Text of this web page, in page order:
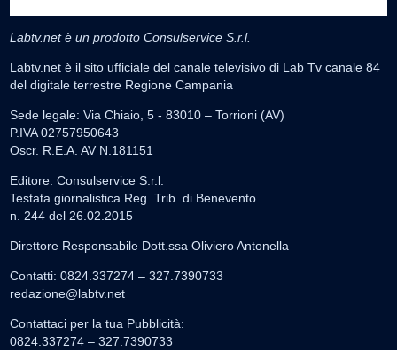
Labtv.net è un prodotto Consulservice S.r.l.
Labtv.net è il sito ufficiale del canale televisivo di Lab Tv canale 84
del digitale terrestre Regione Campania
Sede legale: Via Chiaio, 5 - 83010 – Torrioni (AV)
P.IVA 02757950643
Oscr. R.E.A. AV N.181151
Editore: Consulservice S.r.l.
Testata giornalistica Reg. Trib. di Benevento
n. 244 del 26.02.2015
Direttore Responsabile Dott.ssa Oliviero Antonella
Contatti: 0824.337274 – 327.7390733
redazione@labtv.net
Contattaci per la tua Pubblicità:
0824.337274 – 327.7390733